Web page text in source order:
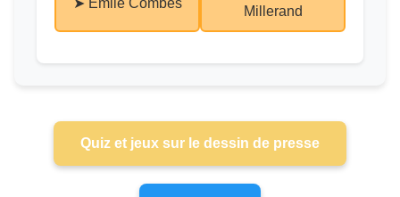
➤ Emile Combes
Millerand
Quiz et jeux sur le dessin de presse